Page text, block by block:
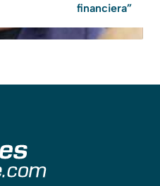
financiera”